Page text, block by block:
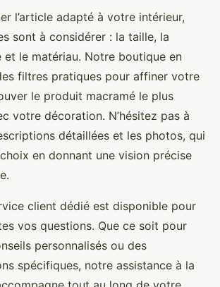
l’article adapté à votre intérieur,
sont à considérer : la taille, la
et le matériau. Notre boutique en
filtres pratiques pour affiner votre
le produit macramé le plus
votre décoration. N’hésitez pas à
détaillées et les photos, qui
en donnant une vision précise
client dédié est disponible pour
vos questions. Que ce soit pour
personnalisés ou des
spécifiques, notre assistance à la